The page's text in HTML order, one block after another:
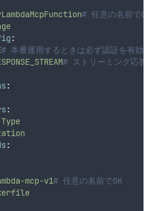
# 任意の名前でOK
:
# 本番運用するときは必ず認証を有効
# ストリーミング応答
:
:
:
mcp-v1# 任意の名前でOK